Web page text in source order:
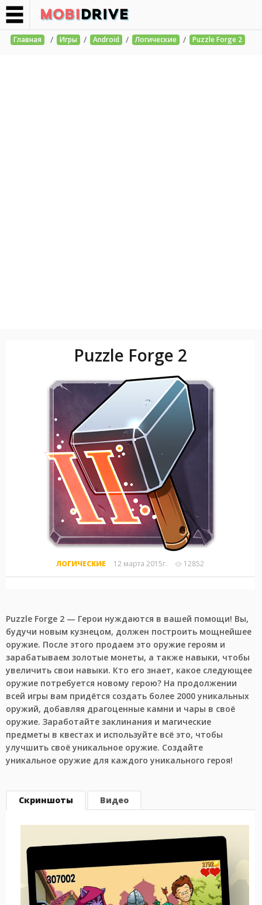
Главная / Игры / Android / Логические / Puzzle Forge 2
Puzzle Forge 2
ЛОГИЧЕСКИЕ 12 марта 2015г. 12852
Puzzle Forge 2 — Герои нуждаются в вашей помощи! Вы,
будучи новым кузнецом, должен построить мощнейшее
оружие. После этого продаем это оружие героям и
зарабатываем золотые монеты, а также навыки, чтобы
увеличить свои навыки. Кто его знает, какое следующее
оружие потребуется новому герою? На продолжении
всей игры вам придётся создать более 2000 уникальных
оружий, добавляя драгоценные камни и чары в своё
оружие. Заработайте заклинания и магические
предметы в квестах и используйте всё это, чтобы
улучшить своё уникальное оружие. Создайте
уникальное оружие для каждого уникального героя!
Скриншоты Видео